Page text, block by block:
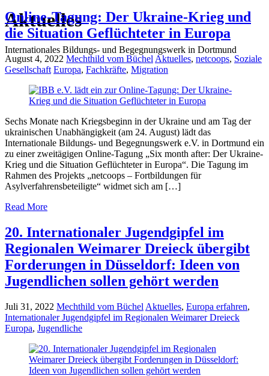
Aktuelles
Internationales Bildungs- und Begegnungswerk in Dortmund
Online-Tagung: Der Ukraine-Krieg und
die Situation Geflüchteter in Europa
August 4, 2022 Mechthild vom Büchel Aktuelles, netcoops, Soziale
Gesellschaft Europa, Fachkräfte, Migration
Sechs Monate nach Kriegsbeginn in der Ukraine und am Tag der
ukrainischen Unabhängigkeit (am 24. August) lädt das
Internationale Bildungs- und Begegnungswerk e.V. in Dortmund ein
zu einer zweitägigen Online-Tagung „Six month after: Der Ukraine-
Krieg und die Situation Geflüchteter in Europa“. Die Tagung im
Rahmen des Projekts „netcoops – Fortbildungen für
Asylverfahrensbeteiligte“ widmet sich am […]
Read More
20. Internationaler Jugendgipfel im
Regionalen Weimarer Dreieck übergibt
Forderungen in Düsseldorf: Ideen von
Jugendlichen sollen gehört werden
Juli 31, 2022 Mechthild vom Büchel Aktuelles, Europa erfahren,
Internationaler Jugendgipfel im Regionalen Weimarer Dreieck
Europa, Jugendliche